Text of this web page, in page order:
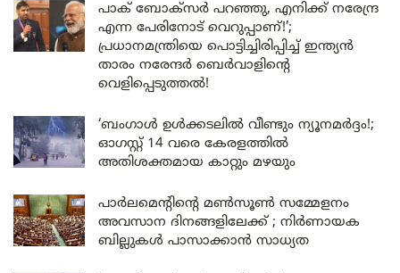
പാക് ബോക്സർ പറഞ്ഞു, എനിക്ക് നരേന്ദ്ര
എന്ന പേരിനോട് വെറുപ്പാണ്!’;
പ്രധാനമന്ത്രിയെ പൊട്ടിച്ചിരിപ്പിച്ച് ഇന്ത്യൻ
താരം നരേന്ദർ ബെർവാളിന്റെ
വെളിപ്പെടുത്തൽ!
‘ബംഗാൾ ഉൾക്കടലിൽ വീണ്ടും ന്യൂനമർദ്ദം!;
ഓഗസ്റ്റ് 14 വരെ കേരളത്തിൽ
അതിശക്തമായ കാറ്റും മഴയും
പാർലമെന്റിന്റെ മൺസൂൺ സമ്മേളനം
അവസാന ദിനങ്ങളിലേക്ക് ; നിർണായക
ബില്ലുകൾ പാസാക്കാൻ സാധ്യത